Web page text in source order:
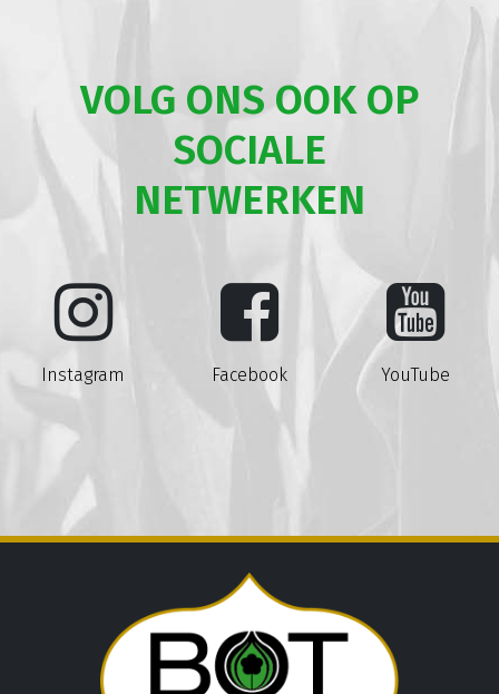
VOLG ONS OOK OP
SOCIALE
NETWERKEN
Instagram Facebook YouTube